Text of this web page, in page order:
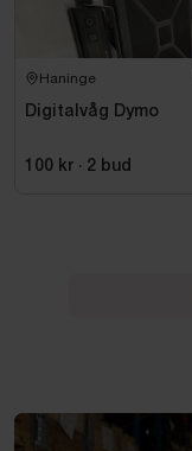
Haninge
Digitalvåg Dymo
100 kr · 2 bud